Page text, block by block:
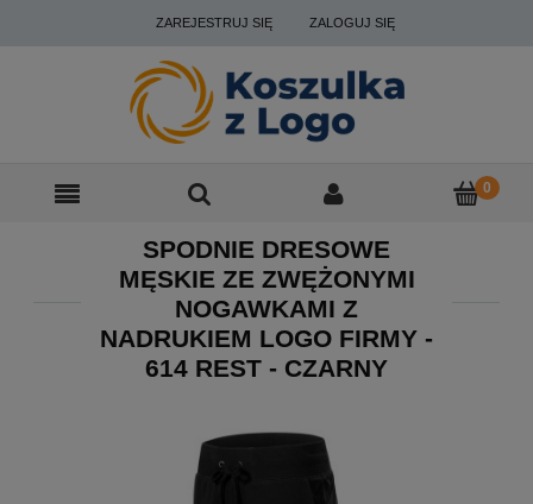
ZAREJESTRUJ SIĘ ZALOGUJ SIĘ
SPODNIE DRESOWE
MĘSKIE ZE ZWĘŻONYMI
NOGAWKAMI Z
NADRUKIEM LOGO FIRMY -
614 REST - CZARNY